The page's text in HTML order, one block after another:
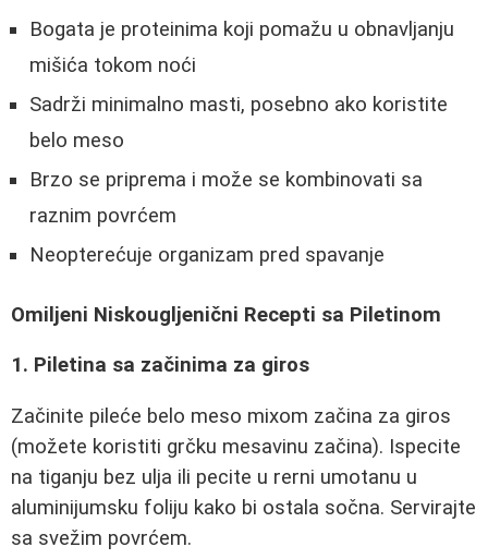
Bogata je proteinima koji pomažu u obnavljanju
mišića tokom noći
Sadrži minimalno masti, posebno ako koristite
belo meso
Brzo se priprema i može se kombinovati sa
raznim povrćem
Neopterećuje organizam pred spavanje
Omiljeni Niskougljenični Recepti sa Piletinom
1. Piletina sa začinima za giros
Začinite pileće belo meso mixom začina za giros
(možete koristiti grčku mesavinu začina). Ispecite
na tiganju bez ulja ili pecite u rerni umotanu u
aluminijumsku foliju kako bi ostala sočna. Servirajte
sa svežim povrćem.